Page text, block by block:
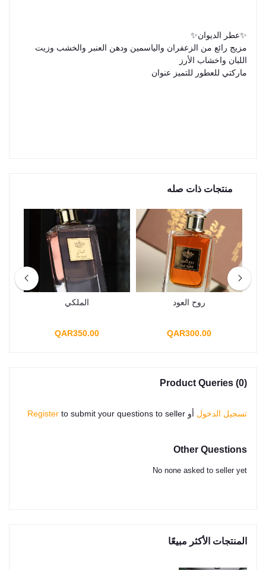
✨عطر الديوان✨
مزيج رائع من الزعفران والياسمين ودهن العنبر والخشب وزيت
اللبان واخشاب الأرز
ماركتي للعطور للتميز عنوان
منتجات ذات صله
روح العود
QAR300.00
الملكي
QAR350.00
Product Queries (0)
تسجيل الدخول أو Register to submit your questions to seller
Other Questions
No none asked to seller yet
المنتجات الأكثر مبيعًا